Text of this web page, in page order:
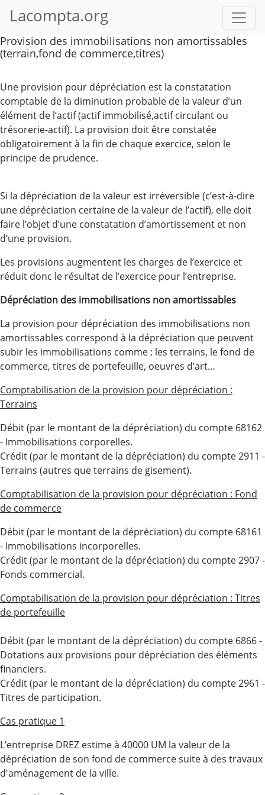
Lacompta.org
Provision des immobilisations non amortissables
(terrain,fond de commerce,titres)
Une provision pour dépréciation est la constatation
comptable de la diminution probable de la valeur d’un
élément de l’actif (actif immobilisé,actif circulant ou
trésorerie-actif). La provision doit être constatée
obligatoirement à la fin de chaque exercice, selon le
principe de prudence.
Si la dépréciation de la valeur est irréversible (c’est-à-dire
une dépréciation certaine de la valeur de l’actif), elle doit
faire l’objet d’une constatation d’amortissement et non
d’une provision.
Les provisions augmentent les charges de l’exercice et
réduit donc le résultat de l’exercice pour l’entreprise.
Dépréciation des immobilisations non amortissables
La provision pour dépréciation des immobilisations non
amortissables correspond à la dépréciation que peuvent
subir les immobilisations comme : les terrains, le fond de
commerce, titres de portefeuille, oeuvres d’art…
Comptabilisation de la provision pour dépréciation :
Terrains
Débit (par le montant de la dépréciation) du compte 68162
- Immobilisations corporelles.
Crédit (par le montant de la dépréciation) du compte 2911 -
Terrains (autres que terrains de gisement).
Comptabilisation de la provision pour dépréciation : Fond
de commerce
Débit (par le montant de la dépréciation) du compte 68161
- Immobilisations incorporelles.
Crédit (par le montant de la dépréciation) du compte 2907 -
Fonds commercial.
Comptabilisation de la provision pour dépréciation : Titres
de portefeuille
Débit (par le montant de la dépréciation) du compte 6866 -
Dotations aux provisions pour dépréciation des éléments
financiers.
Crédit (par le montant de la dépréciation) du compte 2961 -
Titres de participation.
Cas pratique 1
L’entreprise DREZ estime à 40000 UM la valeur de la
dépréciation de son fond de commerce suite à des travaux
d'aménagement de la ville.